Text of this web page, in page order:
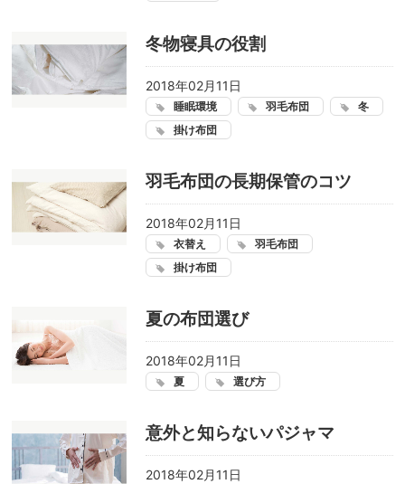
冬物寝具の役割
2018年02月11日
睡眠環境 羽毛布団
冬
掛け布団
羽毛布団の長期保管のコツ
2018年02月11日
衣替え
羽毛布団
掛け布団
夏の布団選び
2018年02月11日
夏 選び方
意外と知らないパジャマ
2018年02月11日